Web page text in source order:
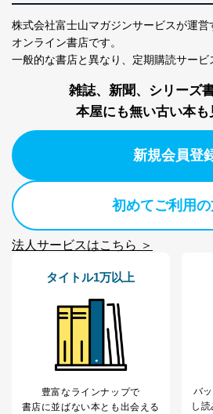
株式会社富士山マガジンサービスが運営
オンライン書店です。
一般的な書店と異なり、 定期購読サービ
雑誌、新聞、シリーズ
本屋にも無い古い本も
新規会員登
初めてご利用
法人サービスはこちら ＞
タイトル1万以上
豊富なラインナップで
書店に並ばない本とも出会える
バ
し読